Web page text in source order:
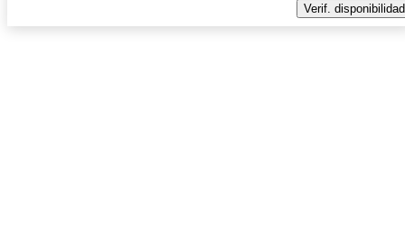
Verif. disponibilidad